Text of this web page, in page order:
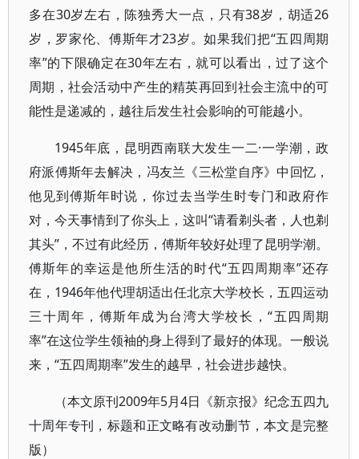
多在30岁左右，陈独秀大一点，只有38岁，胡适26
岁，罗家伦、傅斯年才23岁。如果我们把“五四周期
率”的下限确定在30年左右，就可以看出，过了这个
周期，社会活动中产生的精英再回到社会主流中的可
能性是递减的，越往后发生社会影响的可能越小。
1945年底，昆明西南联大发生一二·一学潮，政
府派傅斯年去解决，冯友兰《三松堂自序》中回忆，
他见到傅斯年时说，你过去当学生时专门和政府作
对，今天事情到了你头上，这叫“请看剃头者，人也剃
其头”，不过有此经历，傅斯年较好处理了昆明学潮。
傅斯年的幸运是他所生活的时代“五四周期率”还存
在，1946年他代理胡适出任北京大学校长，五四运动
三十周年，傅斯年成为台湾大学校长，“五四周期
率”在这位学生领袖的身上得到了最好的体现。一般说
来，“五四周期率”发生的越早，社会进步越快。
（本文原刊2009年5月4日《新京报》纪念五四九
十周年专刊，标题和正文略有改动删节，本文是完整
版）